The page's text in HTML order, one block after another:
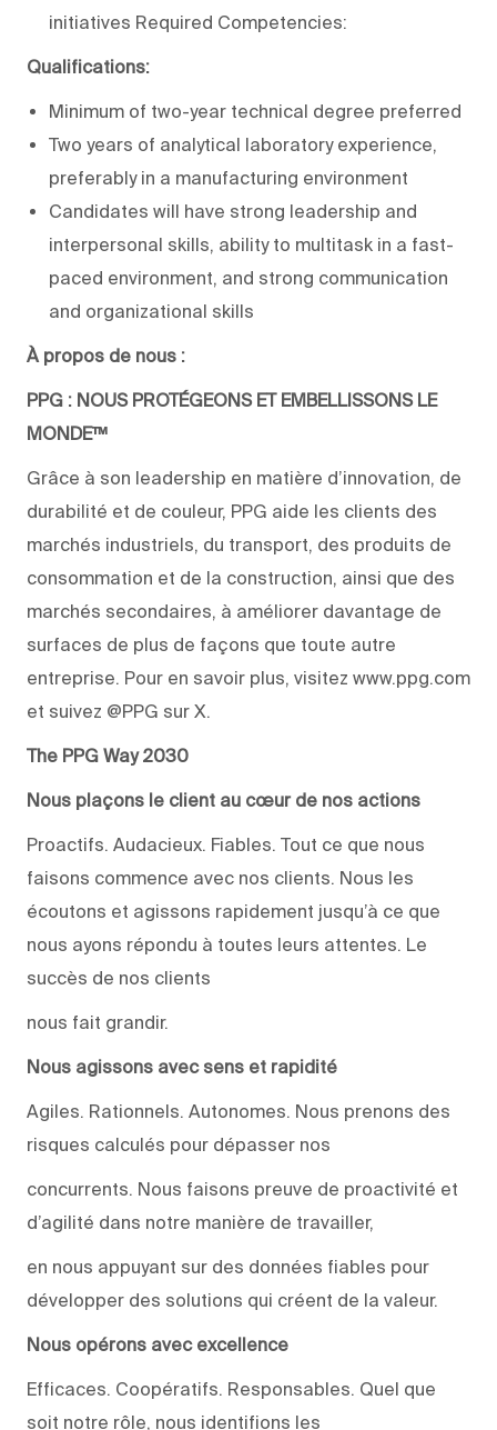
initiatives Required Competencies:
Qualifications:
Minimum of two-year technical degree preferred
Two years of analytical laboratory experience,
preferably in a manufacturing environment
Candidates will have strong leadership and
interpersonal skills, ability to multitask in a fast-
paced environment, and strong communication
and organizational skills
À propos de nous :
PPG : NOUS PROTÉGEONS ET EMBELLISSONS LE
MONDE™
Grâce à son leadership en matière d’innovation, de
durabilité et de couleur, PPG aide les clients des
marchés industriels, du transport, des produits de
consommation et de la construction, ainsi que des
marchés secondaires, à améliorer davantage de
surfaces de plus de façons que toute autre
entreprise. Pour en savoir plus, visitez www.ppg.com
et suivez @PPG sur X.
The PPG Way 2030
Nous plaçons le client au cœur de nos actions
Proactifs. Audacieux. Fiables. Tout ce que nous
faisons commence avec nos clients. Nous les
écoutons et agissons rapidement jusqu’à ce que
nous ayons répondu à toutes leurs attentes. Le
succès de nos clients
nous fait grandir.
Nous agissons avec sens et rapidité
Agiles. Rationnels. Autonomes. Nous prenons des
risques calculés pour dépasser nos
concurrents. Nous faisons preuve de proactivité et
d’agilité dans notre manière de travailler,
en nous appuyant sur des données fiables pour
développer des solutions qui créent de la valeur.
Nous opérons avec excellence
Efficaces. Coopératifs. Responsables. Quel que
soit notre rôle, nous identifions les